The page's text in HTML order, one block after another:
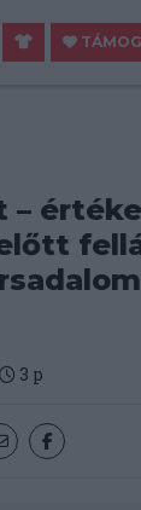
–
3 p